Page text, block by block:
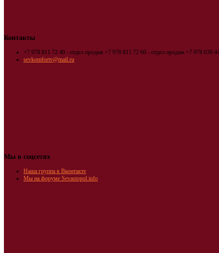
Контакты
+7 978 811 72 40 - отдел продаж +7 978 811 72 60 - отдел продаж +7 978 030
sevkomfortv@mail.ru
Мы в соцсетях
Наша группа в Вконтакте
Мы на форуме Sevastopol.info